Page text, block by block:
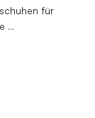
für
...